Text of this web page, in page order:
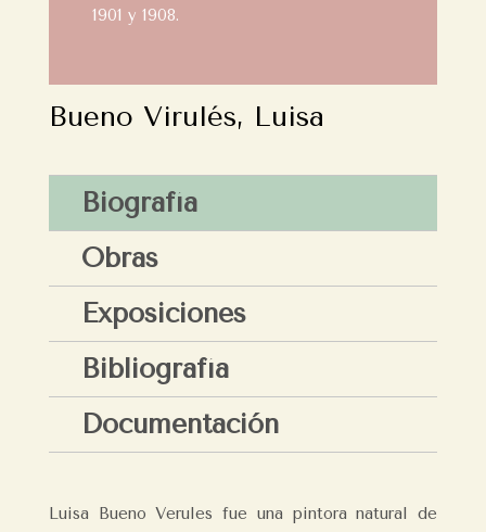
1901 y 1908.
Bueno Virulés, Luisa
Biografía
Obras
Exposiciones
Bibliografía
Documentación
Luisa Bueno Verules fue una pintora natural de